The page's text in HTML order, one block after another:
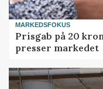
MARKEDSFOKUS
Prisgab på 20
presser markedet